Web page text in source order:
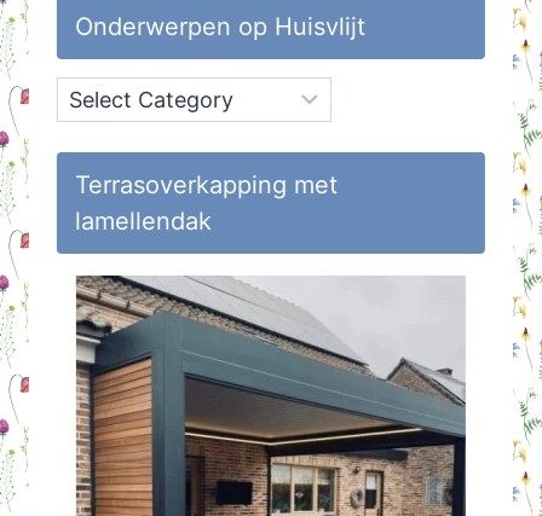
Onderwerpen op Huisvlijt
Onderwerpen
op
Huisvlijt
Terrasoverkapping met
lamellendak